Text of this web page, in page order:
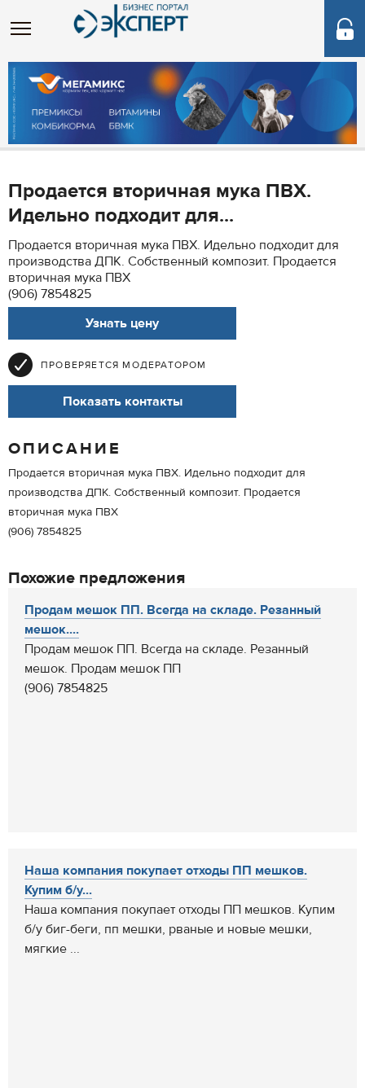
Продается вторичная мука ПВХ.
Идельно подходит для...
Продается вторичная мука ПВХ. Идельно подходит для
производства ДПК. Собственный композит. Продается
вторичная мука ПВХ
(906) 7854825
Узнать цену
ПРОВЕРЯЕТСЯ МОДЕРАТОРОМ
Показать контакты
ОПИСАНИЕ
Продается вторичная мука ПВХ. Идельно подходит для
производства ДПК. Собственный композит. Продается
вторичная мука ПВХ
(906) 7854825
Похожие предложения
Продам мешок ПП. Всегда на складе. Резанный
мешок....
Продам мешок ПП. Всегда на складе. Резанный
мешок. Продам мешок ПП
(906) 7854825
Наша компания покупает отходы ПП мешков.
Купим б/у...
Наша компания покупает отходы ПП мешков. Купим
б/у биг-беги, пп мешки, рваные и новые мешки,
мягкие ...